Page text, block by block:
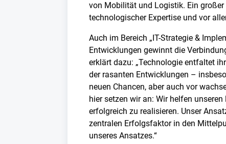
von Mobilität und Logistik. Ein großer
technologischer Expertise und vor
Auch im Bereich „IT-Strategie &
Entwicklungen gewinnt die
erklärt dazu: „Technologie entfaltet
der rasanten Entwicklungen –
neuen Chancen, aber auch vor
hier setzen wir an: Wir helfen
erfolgreich zu realisieren. Unser
zentralen Erfolgsfaktor in den
unseres Ansatzes.“